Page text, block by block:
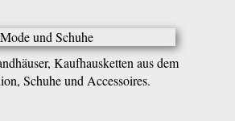
Kaufhausketten aus dem
Schuhe und Accessoires.